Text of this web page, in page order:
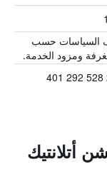
السياسات حسب
ومزود الخدمة.
أتلانتيك